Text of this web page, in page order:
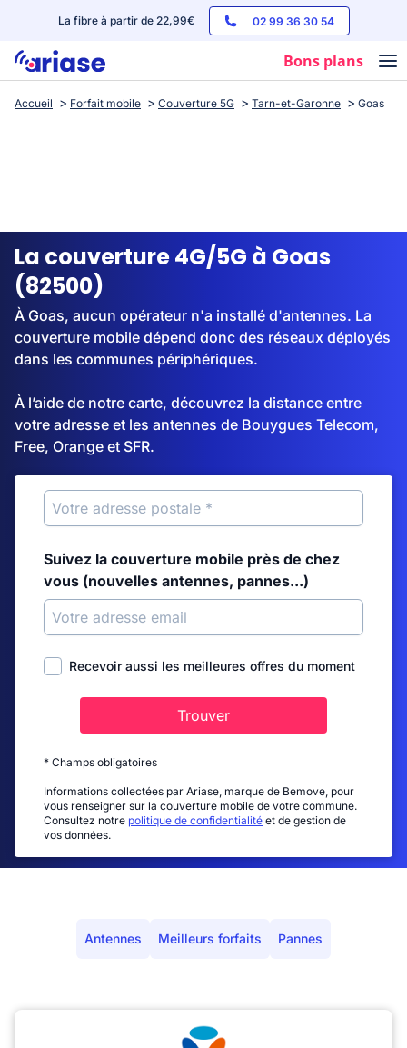
La fibre à partir de 22,99€ 02 99 36 30 54
Bons plans
Box internet
Streaming
Accueil Forfait mobile Couverture 5G Tarn-et-Garonne Goas
La couverture 4G/5G à Goas
(82500)
À Goas, aucun opérateur n'a installé d'antennes. La
couverture mobile dépend donc des réseaux déployés
dans les communes périphériques.
À l’aide de notre carte, découvrez la distance entre
votre adresse et les antennes de Bouygues Telecom,
Free, Orange et SFR.
Suivez la couverture mobile près de chez
vous (nouvelles antennes, pannes...)
Recevoir aussi les meilleures offres du moment
Trouver
* Champs obligatoires
Informations collectées par Ariase, marque de Bemove, pour
vous renseigner sur la couverture mobile de votre commune.
Consultez notre politique de confidentialité et de gestion de
vos données.
Antennes Meilleurs forfaits Pannes